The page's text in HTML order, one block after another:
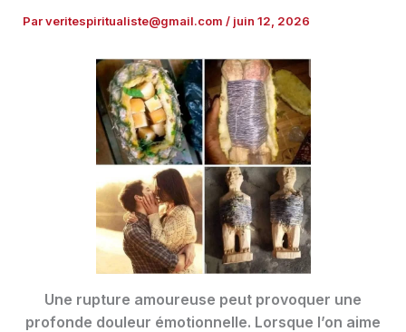
Parveritespiritualiste@gmail.com / juin 12, 2026
Une rupture amoureuse peut provoquer une
profonde douleur émotionnelle. Lorsque l’on aime